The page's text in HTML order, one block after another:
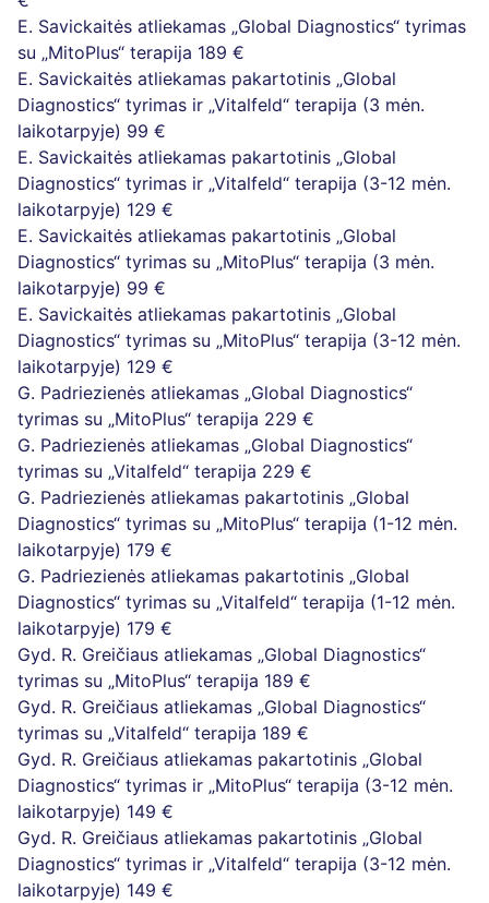
E. Savickaitės atliekamas „Global Diagnostics“ tyrimas
su „MitoPlus“ terapija 189 €
E. Savickaitės atliekamas pakartotinis „Global
Diagnostics“ tyrimas ir „Vitalfeld“ terapija (3 mėn.
laikotarpyje) 99 €
E. Savickaitės atliekamas pakartotinis „Global
Diagnostics“ tyrimas ir „Vitalfeld“ terapija (3-12 mėn.
laikotarpyje) 129 €
E. Savickaitės atliekamas pakartotinis „Global
Diagnostics“ tyrimas su „MitoPlus“ terapija (3 mėn.
laikotarpyje) 99 €
E. Savickaitės atliekamas pakartotinis „Global
Diagnostics“ tyrimas su „MitoPlus“ terapija (3-12 mėn.
laikotarpyje) 129 €
G. Padriezienės atliekamas „Global Diagnostics“
tyrimas su „MitoPlus“ terapija 229 €
G. Padriezienės atliekamas „Global Diagnostics“
tyrimas su „Vitalfeld“ terapija 229 €
G. Padriezienės atliekamas pakartotinis „Global
Diagnostics“ tyrimas su „MitoPlus“ terapija (1-12 mėn.
laikotarpyje) 179 €
G. Padriezienės atliekamas pakartotinis „Global
Diagnostics“ tyrimas su „Vitalfeld“ terapija (1-12 mėn.
laikotarpyje) 179 €
Gyd. R. Greičiaus atliekamas „Global Diagnostics“
tyrimas su „MitoPlus“ terapija 189 €
Gyd. R. Greičiaus atliekamas „Global Diagnostics“
tyrimas su „Vitalfeld“ terapija 189 €
Gyd. R. Greičiaus atliekamas pakartotinis „Global
Diagnostics“ tyrimas ir „MitoPlus“ terapija (3-12 mėn.
laikotarpyje) 149 €
Gyd. R. Greičiaus atliekamas pakartotinis „Global
Diagnostics“ tyrimas ir „Vitalfeld“ terapija (3-12 mėn.
laikotarpyje) 149 €